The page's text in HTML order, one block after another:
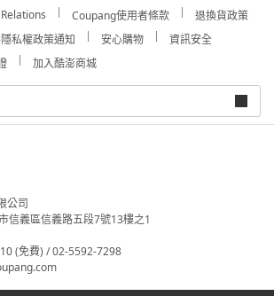
Coupang使用者條款
退換貨政策
私權政策通知 安心購物
資訊安全
加入酷澎商城
公司
信義區信義路五段7號13樓之1
(免費) / 02-5592-7298